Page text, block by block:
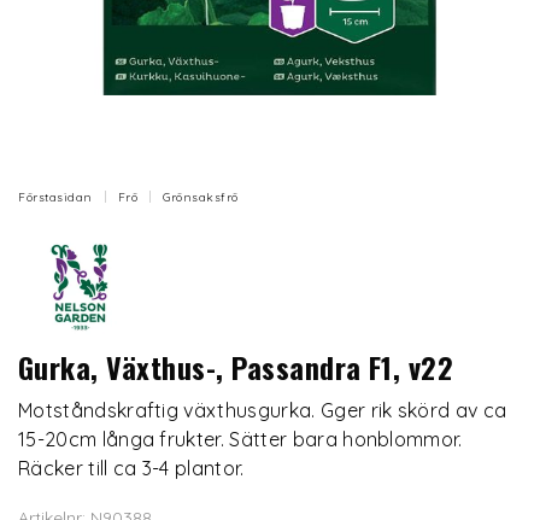
Förstasidan Frö Grönsaksfrö
Gurka, Växthus-, Passandra F1, v22
Motståndskraftig växthusgurka. Gger rik skörd av ca
15-20cm långa frukter. Sätter bara honblommor.
Räcker till ca 3-4 plantor.